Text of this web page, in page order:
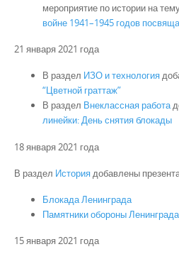
мероприятие по истории на
войне 1941–1945 годов
21 января 2021 года
В раздел ИЗО и технология
“Цветной граттаж”
В раздел Внеклассная работа
линейки: День снятия блокады
18 января 2021 года
В раздел Историядобавлены
Блокада Ленинграда
Памятники обороны
15 января 2021 года